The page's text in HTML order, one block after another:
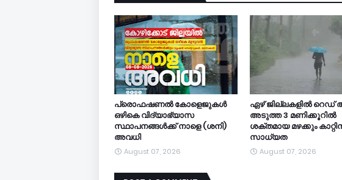
പ്രൊഫഷണൽ കോളെജുകൾ
ഒഴികെ വിദ്യാഭ്യാസ
സ്ഥാപനങ്ങൾക്ക് നാളെ (ശനി)
അവധി
August 07, 2026
ഏഴ് ജില്ലകളില്‍ റെഡ്
അടുത്ത 3 മണിക്കൂറിൽ
ശക്തമായ മഴക്കും
സാധ്യത
August 07, 2026